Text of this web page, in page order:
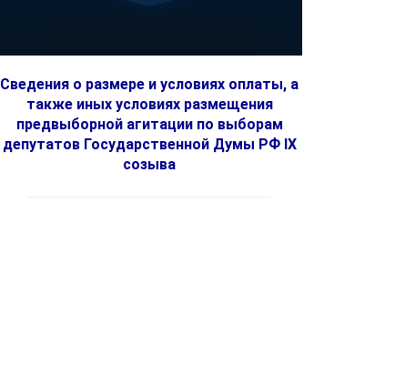
Сведения о размере и условиях оплаты, а
также иных условиях размещения
предвыборной агитации по выборам
депутатов Государственной Думы РФ IX
созыва